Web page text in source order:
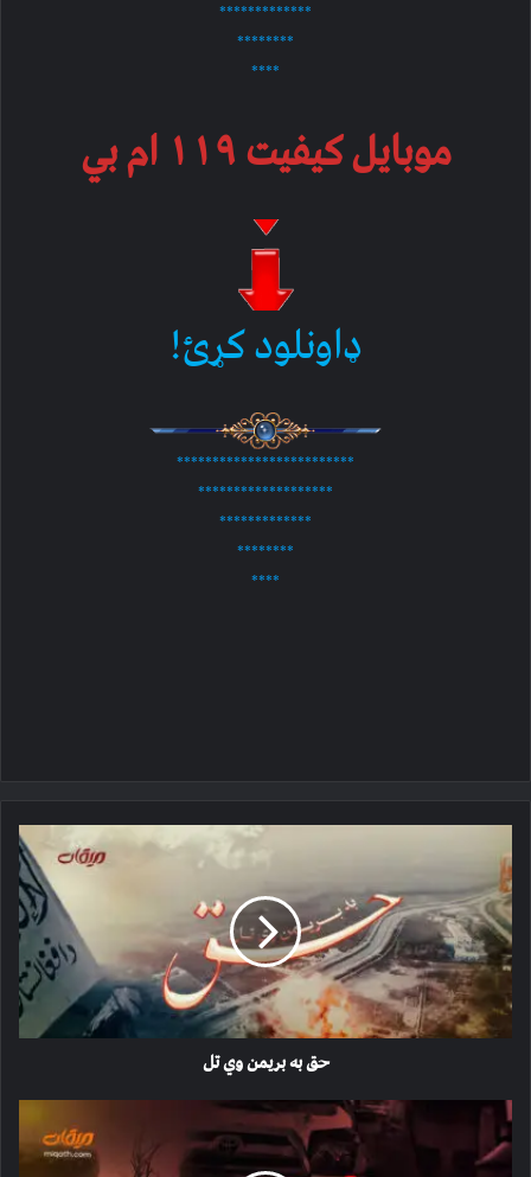
*************
********
****
موبایل کیفیت ۱۱۹ ام بي
ډاونلود کړئ!
*************************
*******************
*************
********
****
به
بریمن
وي
تل
حق به بریمن وي تل
د
سیاه
ګرد